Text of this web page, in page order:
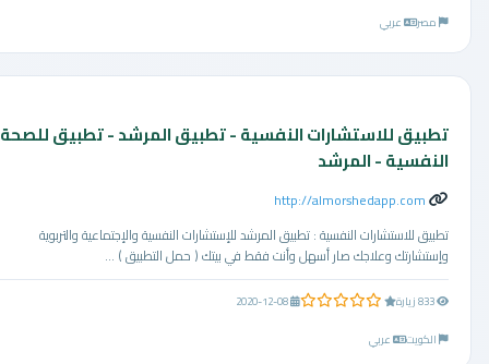
مصر
عربي
تطبيق للاستشارات النفسية - تطبيق المرشد - تطبيق للصحة
النفسية - المرشد
http://almorshedapp.com
تطبيق للاستشارات النفسية : تطبيق المرشد للإستشارات النفسية والإجتماعية والتربوية
وإستشارتك وعلاجك صار أسهل وأنت فقط في بيتك ( حمل التطبيق ) ...
0.0 من 5 نجوم
2020-12-08
الكويت
عربي